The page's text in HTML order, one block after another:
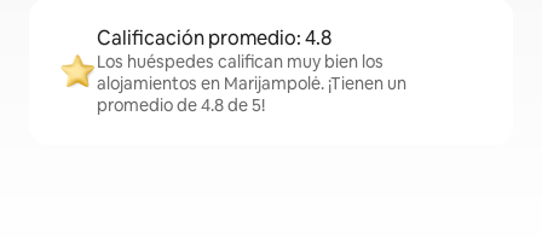
Calificación promedio: 4.8
Los huéspedes califican muy bien los
alojamientos en Marijampolė. ¡Tienen un
promedio de 4.8 de 5!